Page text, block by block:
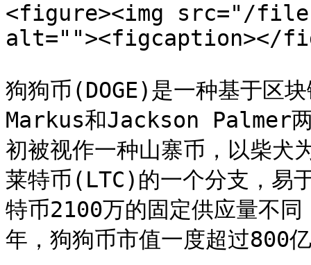
<figure><img src="/files/
alt=""><figcaption></
狗狗币(DOGE)是一种基于区
Markus和Jackson Palmer两
初被视作一种山寨币，以柴
莱特币(LTC)的一个分支，易
特币2100万的固定供应量不
年，狗狗币市值一度超过800